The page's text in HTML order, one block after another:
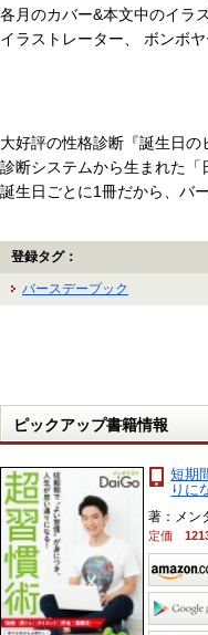
各月のカバー&本文中のイラ
イラストレーター、 ボンボ
大好評の性格診断『誕生日
診断システムから生まれた「
誕生日ごとに1冊だから、バ
登録タグ：
バースデーブック
ピックアップ書籍情報
短期
りに
著：メン
定価